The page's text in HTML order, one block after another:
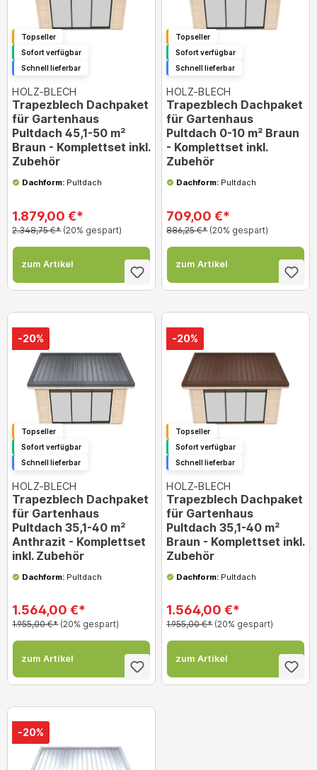
Topseller
Sofort verfügbar
Schnell lieferbar
HOLZ-BLECH
Trapezblech Dachpaket
für Gartenhaus
Pultdach 45,1-50 m²
Braun - Komplettset inkl.
Zubehör
Dachform:Pultdach
1.879,00 €*
2.348,75 €* (20% gespart)
zum Artikel
Topseller
Sofort verfügbar
Schnell lieferbar
HOLZ-BLECH
Trapezblech Dachpaket
für Gartenhaus
Pultdach 0-10 m² Braun
- Komplettset inkl.
Zubehör
Dachform:Pultdach
709,00 €*
886,25 €* (20% gespart)
zum Artikel
-20%
Topseller
Sofort verfügbar
Schnell lieferbar
HOLZ-BLECH
Trapezblech Dachpaket
für Gartenhaus
Pultdach 35,1-40 m²
Anthrazit - Komplettset
inkl. Zubehör
Dachform:Pultdach
1.564,00 €*
1.955,00 €* (20% gespart)
zum Artikel
-20%
Topseller
Sofort verfügbar
Schnell lieferbar
HOLZ-BLECH
Trapezblech Dachpaket
für Gartenhaus
Pultdach 35,1-40 m²
Braun - Komplettset inkl.
Zubehör
Dachform:Pultdach
1.564,00 €*
1.955,00 €* (20% gespart)
zum Artikel
-20%